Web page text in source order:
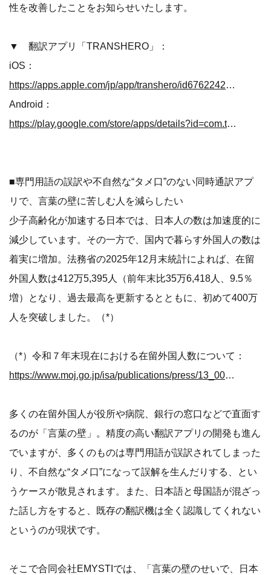
性を改善したことをお知らせいたします。
▼ 翻訳アプリ「TRANSHERO」：
iOS：
https://apps.apple.com/jp/app/transhero/id6762242198
Android：
https://play.google.com/store/apps/details?id=com.transhero.app
■専門用語の誤訳や不自然な“タメ口”のない同時通訳アプ
リで、言葉の壁に苦しむ人を減らしたい
少子高齢化が加速する日本では、日本人の数は加速度的に
減少しています。その一方で、国内で暮らす外国人の数は
着実に増加。法務省の2025年12月末統計によれば、在留
外国人数は412万5,395人（前年末比35万6,418人、9.5％
増）となり、過去最高を更新するとともに、初めて400万
人を突破しました。（*）
（*）令和７年末現在における在留外国人数について：
https://www.moj.go.jp/isa/publications/press/13_00062.html
多くの在留外国人が役所や病院、銀行の窓口などで直面す
るのが「言葉の壁」。精度の高い翻訳アプリの開発も進ん
でいますが、多くのものは専門用語が誤訳されてしまった
り、不自然な“タメ口”になって誤解を生んだりする、とい
うケースが散見されます。また、日本語と母国語が混ざっ
た話し方をすると、既存の翻訳機は全く認識してくれない
というのが現状です。
そこで合同会社EMYSTIでは、「言葉の壁のせいで、日本